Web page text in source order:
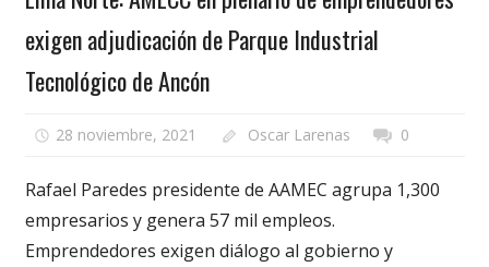
exigen adjudicación de Parque Industrial
Tecnológico de Ancón
28 noviembre, 2021 Oscar Larenas 0
Rafael Paredes presidente de AAMEC agrupa 1,300
empresarios y genera 57 mil empleos.
Emprendedores exigen diálogo al gobierno y